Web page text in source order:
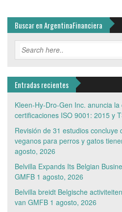
Buscar en ArgentinaFinanciera
Entradas recientes
Kleen-Hy-Dro-Gen Inc. anuncia
certificaciones ISO 9001: 2015 y
Revisión de 31 estudios concluye
veganos para perros y gatos
agosto, 2026
Belvilla Expands Its Belgian
GMFB 1 agosto, 2026
Belvilla breidt Belgische
van GMFB 1 agosto, 2026